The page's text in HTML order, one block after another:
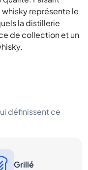
représente le
la distillerie
de collection et un
définissent ce
Grillé